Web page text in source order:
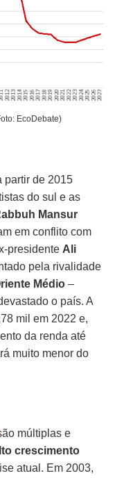
EcoDebate)
partir de 2015
do sul e as
Mansur
em conflito com
presidente Ali
pela rivalidade
Médio –
o país. A
mil em 2022 e,
da renda até
muito menor do
múltiplas e
crescimento
atual. Em 2003,